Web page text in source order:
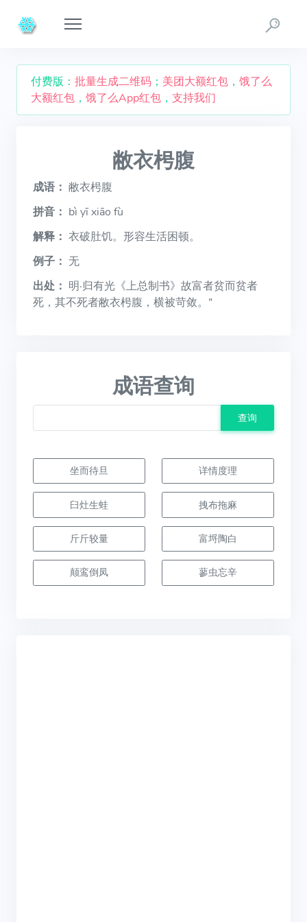
付费版： 批量生成二维码 ； 美团大额红包 ， 饿了么
大额红包 ， 饿了么App红包 ， 支持我们
敝衣枵腹
成语： 敝衣枵腹
拼音： bì yī xiāo fù
解释： 衣破肚饥。形容生活困顿。
例子： 无
出处： 明·归有光《上总制书》故富者贫而贫者
死，其不死者敝衣枵腹，横被苛敛。”
成语查询
查询
坐而待旦 详情度理
臼灶生蛙 拽布拖麻
斤斤较量 富埒陶白
颠鸾倒凤 蓼虫忘辛